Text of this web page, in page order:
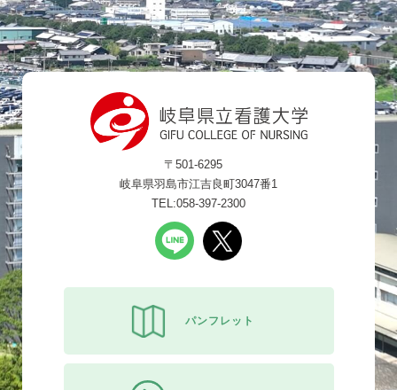
〒501-6295
岐阜県羽島市江吉良町3047番1
TEL:058-397-2300
パンフレット